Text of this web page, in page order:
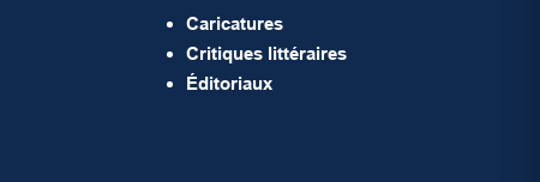
Caricatures
Critiques littéraires
Éditoriaux